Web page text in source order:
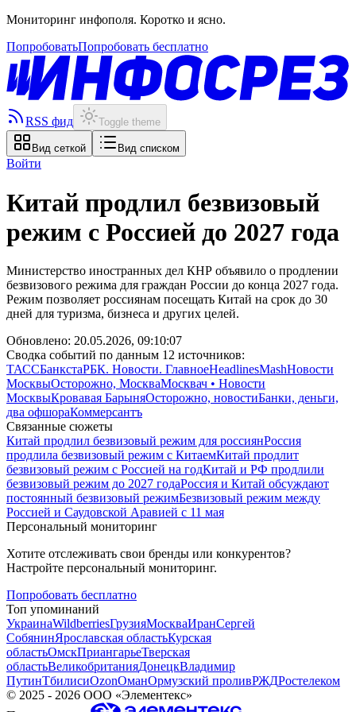
Мониторинг инфополя. Коротко и ясно.
ПопробоватьПопробовать бесплатно
RSS фид Toggle theme
Вид сеткой Вид списком
Войти
Китай продлил безвизовый
режим с Россией до 2027 года
Министерство иностранных дел КНР объявило о продлении
безвизового режима для граждан России до конца 2027 года.
Режим позволяет россиянам посещать Китай на срок до 30
дней для туризма, бизнеса и других целей.
Обновлено: 20.05.2026, 09:10:07
Сводка событий по данным 12 источников:
ТАССБанкстаРБК. Новости. ГлавноеHeadlinesMashНовости
МосквыОсторожно, МоскваМосквач • Новости
МосквыКровавая БарыняОсторожно, новостиБанки, деньги,
два офшораКоммерсантъ
Связанные сюжеты
Китай продлил безвизовый режим для россиянРоссия
продлила безвизовый режим с КитаемКитай продлит
безвизовый режим с Россией на годКитай и РФ продлили
безвизовый режим до 2027 годаРоссия и Китай обсуждают
постоянный безвизовый режимБезвизовый режим между
Россией и Саудовской Аравией с 11 мая
Персональный мониторинг
Хотите отслеживать свои бренды или конкурентов?
Настройте персональный мониторинг.
Попробовать бесплатно
Топ упоминаний
УкраинаWildberriesГрузияМоскваИранСергей
СобянинЯрославская областьКурская
областьОмскПриангарьеТверская
областьВеликобританияДонецкВладимир
ПутинТбилисиOzonОманОрмузский проливРЖДРостелеком
© 2025 - 2026 ООО «Элементекс»